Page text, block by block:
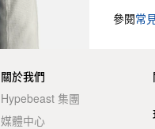
參閱常
關於我們
Hypebeast 集團
媒體中心